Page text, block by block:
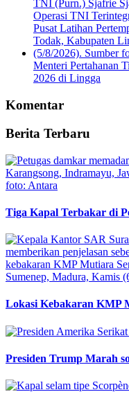
Menteri Pertahanan
2026 di Lingga
Komentar
Berita Terbaru
Tiga Kapal Terbakar di
Lokasi Kebakaran KMP
Presiden Trump Marah